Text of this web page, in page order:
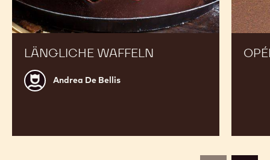
LÄNGLICHE WAFFELN
Andrea
De
Andrea De Bellis